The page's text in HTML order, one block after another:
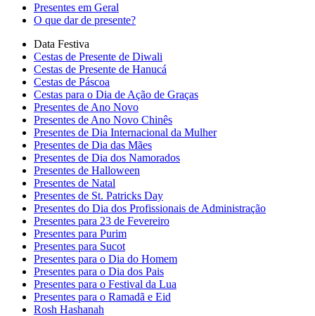
Presentes em Geral
O que dar de presente?
Data Festiva
Cestas de Presente de Diwali
Cestas de Presente de Hanucá
Cestas de Páscoa
Cestas para o Dia de Ação de Graças
Presentes de Ano Novo
Presentes de Ano Novo Chinês
Presentes de Dia Internacional da Mulher
Presentes de Dia das Mães
Presentes de Dia dos Namorados
Presentes de Halloween
Presentes de Natal
Presentes de St. Patricks Day
Presentes do Dia dos Profissionais de Administração
Presentes para 23 de Fevereiro
Presentes para Purim
Presentes para Sucot
Presentes para o Dia do Homem
Presentes para o Dia dos Pais
Presentes para o Festival da Lua
Presentes para o Ramadã e Eid
Rosh Hashanah